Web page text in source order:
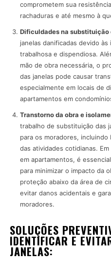
comprometem sua
rachaduras e até mesmo à
Dificuldades na substituição
janelas danificadas devido
trabalhosa e dispendiosa.
mão de obra necessária, o
das janelas pode causar
especialmente em locais de
apartamentos em
Transtorno da obra e
trabalho de substituição das
para os moradores,
das atividades cotidianas.
em apartamentos, é
para minimizar o impacto da
proteção abaixo da área de
evitar danos acidentais e
moradores.
SOLUÇÕES
IDENTIFICAR E
JANELAS: